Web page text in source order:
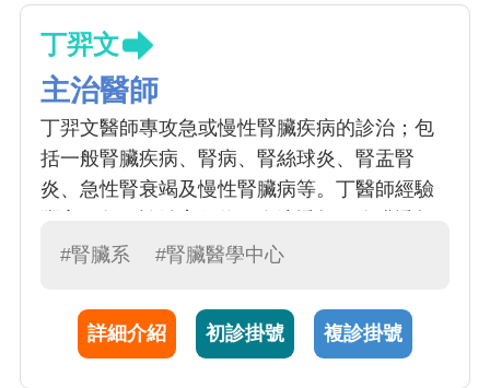
丁羿文
主治醫師
丁羿文醫師專攻急或慢性腎臟疾病的診治；包
括一般腎臟疾病、腎病、腎絲球炎、腎盂腎
炎、急性腎衰竭及慢性腎臟病等。丁醫師經驗
(100 例)、腎臟超音波 (60 例)、一般腎臟病診
電解質異常、水腫、伴隨高血壓等症狀表現；
而慢性腎功能衰竭（簡稱慢性腎衰）的病人必
#腎臟系 #腎臟醫學中心
詳細介紹 初診掛號 複診掛號